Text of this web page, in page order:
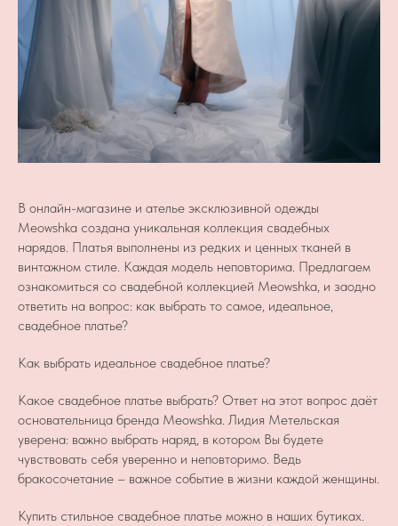
В онлайн-магазине и ателье эксклюзивной одежды
Meowshka создана уникальная коллекция свадебных
нарядов. Платья выполнены из редких и ценных тканей в
винтажном стиле. Каждая модель неповторима. Предлагаем
ознакомиться со свадебной коллекцией Meowshka, и заодно
ответить на вопрос: как выбрать то самое, идеальное,
свадебное платье?
Как выбрать идеальное свадебное платье?
Какое свадебное платье выбрать? Ответ на этот вопрос даёт
основательница бренда Meowshka. Лидия Метельская
уверена: важно выбрать наряд, в котором Вы будете
чувствовать себя уверенно и неповторимо. Ведь
бракосочетание – важное событие в жизни каждой женщины.
Купить стильное свадебное платье можно в наших бутиках.